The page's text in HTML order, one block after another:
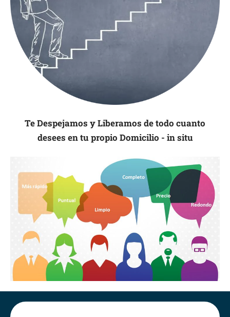
Te Despejamos y Liberamos de todo cuanto
desees en tu propio Domicilio - in situ